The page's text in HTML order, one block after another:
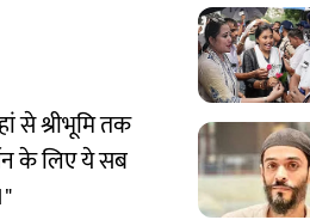
से श्रीभूमि तक
के लिए ये सब